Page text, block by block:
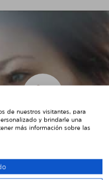
de nuestros visitantes, para
y brindarle una
más información sobre las